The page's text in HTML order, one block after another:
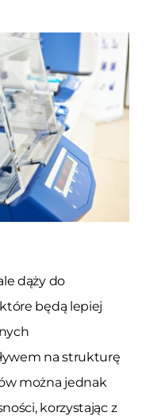
dąży do
będą lepiej
na strukturę
można jednak
korzystając z